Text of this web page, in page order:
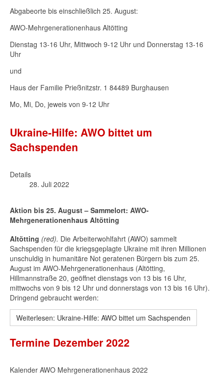
Abgabeorte bis einschließlich 25. August:
AWO-Mehrgenerationenhaus Altötting
Dienstag 13-16 Uhr, Mittwoch 9-12 Uhr und Donnerstag 13-16
Uhr
und
Haus der Familie Prießnitzstr. 1 84489 Burghausen
Mo, Mi, Do, jeweis von 9-12 Uhr
Ukraine-Hilfe: AWO bittet um
Sachspenden
Details
28. Juli 2022
Aktion bis 25. August – Sammelort: AWO-
Mehrgenerationenhaus Altötting
Altötting (red). Die Arbeiterwohlfahrt (AWO) sammelt
Sachspenden für die kriegsgeplagte Ukraine mit ihren Millionen
unschuldig in humanitäre Not geratenen Bürgern bis zum 25.
August im AWO-Mehrgenerationenhaus (Altötting,
Hillmannstraße 20, geöffnet dienstags von 13 bis 16 Uhr,
mittwochs von 9 bis 12 Uhr und donnerstags von 13 bis 16 Uhr).
Dringend gebraucht werden:
Weiterlesen: Ukraine-Hilfe: AWO bittet um Sachspenden
Termine Dezember 2022
Kalender AWO Mehrgenerationenhaus 2022